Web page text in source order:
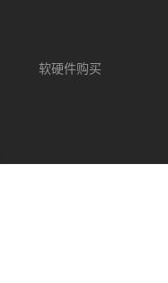
软硬件购买